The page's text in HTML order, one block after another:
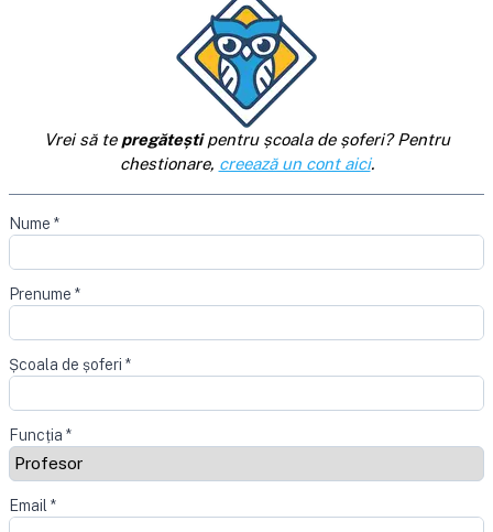
Vrei să te pregăteștipentru școala de șoferi? Pentru
chestionare, creează un cont aici.
Nume *
Prenume *
Școala de șoferi *
Funcția *
Email *